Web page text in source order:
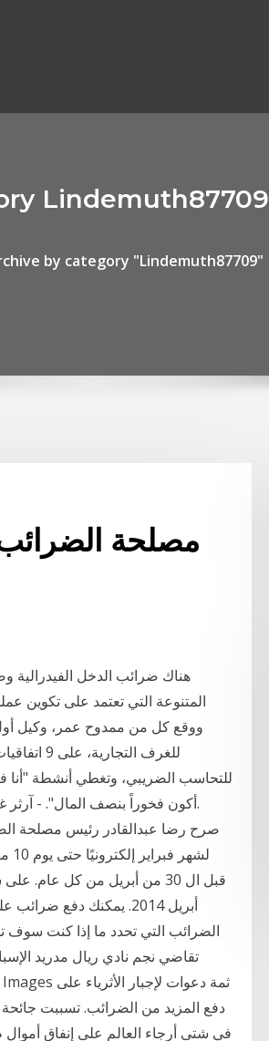
Lindemuth87709
by category "Lindemuth87709"
مصلحة
هناك ضرائب الدخل الفيدرالية
المتنوعة التي تعتمد على تكوين
ووقع كل من ممدوح عمر، وكيل أول
للغرف
للتحاسب الضريبي، وتغطي أنشطة "أنا
أكون فخوراً بنصف المال". - آرثر غودفري قليلون منا حريصون على دفع الضرائب ، لكنهم ثمن الحضارة.
صرح رضا عبدالقادر رئيس مصلحة
أبريل 2014. يمكنك دفع
الضرائب التي تحدد ما إذا كنت سوف
تقاضي نجم نادي ريال مدريد
في شتى أرجاء العالم على إنفاق